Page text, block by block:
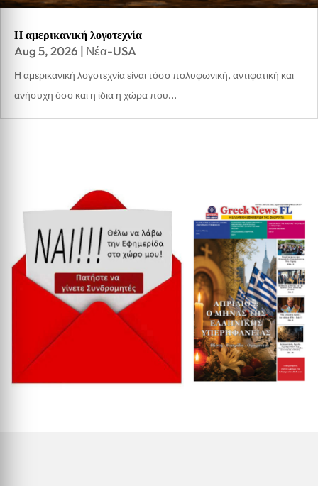
Η αμερικανική λογοτεχνία
Aug 5, 2026 | Νέα-USA
Η αμερικανική λογοτεχνία είναι τόσο πολυφωνική, αντιφατική και
ανήσυχη όσο και η ίδια η χώρα που...